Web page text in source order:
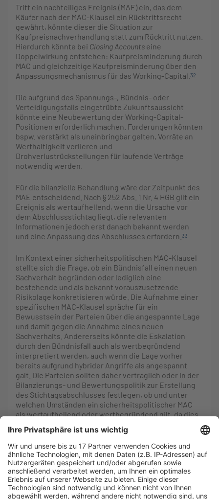
Tritt ein nachteiliges Ereignis (MAE) ein, das dem
Käufer nach der MAC-Klausel ein Rücktrittsrecht
gewährt, könnte dieser die Situation zur
Kaufpreisnachverhandlung statt zum Rücktritt nutzen.
Hierdurch könnte bei Closing Accounts eine
Doppelwirkung entstehen: Kaufpreisminderung durch
MAC und gleichzeitige Kaufpreisminderung über den
Anpassungsmechanismus für das Working-Capital. 32
Die aufgrund des Spannungs-, Bündnis- oder
Verteidigungsfalls eingetrübte Zukunftsaussicht
könnte eine Neubewertung der Working-Capital-
Positionen erforderlich machen. Forderungen könnten
bspw. verstärkt als uneinbringbar gelten, Vorräte an
Werthaltigkeit verlieren und
Drohverlustrückstellungen für laufende Verträge
notwendig werden.
Für die bilanzielle Behandlung wäre der Zeitpunkt des
MAE entscheidend. Nach § 252 Abs. 1 Nr. 4 HGB gilt ein
Ereignis als wertaufhellend, wenn die Ursache vor
dem Abschlussstichtag liegt, die relevanten
Informationen jedoch erst danach bekannt werden
und eine Anpassung des Abschlusses erfordern. 33
Im Kontext einer sicherheitspolitischen MAC-Klausel
stellte sich die Frage, ob ein Bündnisfall einen neuen
Sachverhalt begründen oder lediglich eine
bestehende und als bekannt vorauszusetzende
Risikolage konkretisieren würde. Die Aufnahme einer
spezifischen MAC-Klausel spräche für ein
Bewusstsein der Parteien über die angespannte Lage
und damit gegen die Annahme eines neuen
Sachverhalts. Andererseits könnte die Eskalation
durch den Bündnisfall auch als wertbegründend
interpretiert werden, auch wenn die Lage vorher
bereits aufgrund hybrider Angriffe als angespannt
galt. Die Parteien sollten daher vertraglich oder in der
Bilanzierungs- und Bewertungspolitik zur Erstellung
des Stichtagsabschlusses festlegen, ob und unter
welchen Umständen ein sicherheitspolitischer MAC
als wertaufhellend oder wertbegründend gilt, da dies
und Zwischenabschlüsse hat. Da für die Bestimmung
des endgültigen Kaufpreises der Zwischenabschluss
relevant ist, liegt der Fokus im Weiteren auf dem
Zwischenabschluss und nicht mehr auf dem
Jahresabschluss,34der der Ermittlung des vorläufigen
Kaufpreises diente.